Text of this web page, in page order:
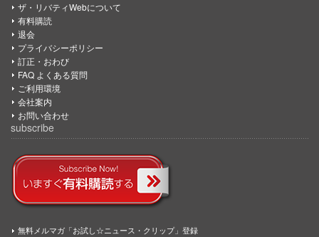
ザ・リバティWebについて
有料購読
退会
プライバシーポリシー
訂正・おわび
FAQ よくある質問
ご利用環境
会社案内
お問い合わせ
subscribe
無料メルマガ「お試し☆ニュース・クリップ」登録